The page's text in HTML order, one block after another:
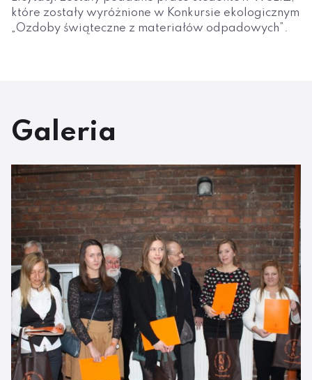
które zostały wyróżnione w Konkursie ekologicznym
„Ozdoby świąteczne z materiałów odpadowych”.
Galeria